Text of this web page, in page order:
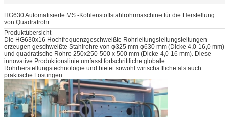
HG630 Automatisierte MS -Kohlenstoffstahlrohrmaschine für die Herstellung
von Quadratrohr
Produktübersicht
Die HG630x16 Hochfrequenzgeschweißte Rohrleitungsleitungsleitungen
erzeugen geschweißte Stahlrohre von φ325 mm-φ630 mm (Dicke 4,0-16,0 mm)
und quadratische Rohre 250x250-500 x 500 mm (Dicke 4,0-16 mm). Diese
innovative Produktionslinie umfasst fortschrittliche globale
Rohrherstellungstechnologie und bietet sowohl wirtschaftliche als auch
praktische Lösungen.